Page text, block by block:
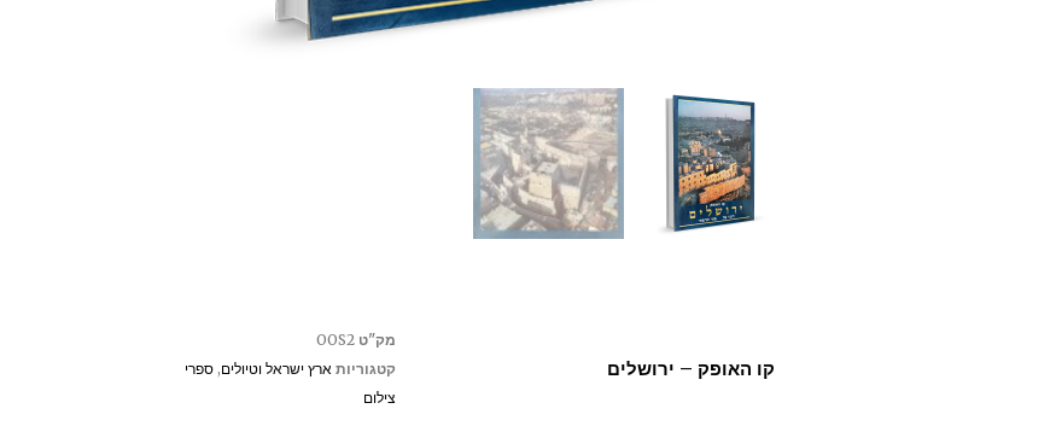
קו האופק – ירושלים
מק"טOOS2
קטגוריות ארץ ישראל וטיולים,ספרי
צילום